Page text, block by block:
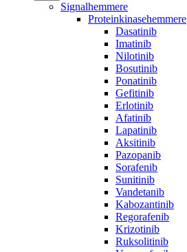
Signalhemmere
Proteinkinasehemmere
Dasatinib
Imatinib
Nilotinib
Bosutinib
Ponatinib
Gefitinib
Erlotinib
Afatinib
Lapatinib
Aksitinib
Pazopanib
Sorafenib
Sunitinib
Vandetanib
Kabozantinib
Regorafenib
Krizotinib
Ruksolitinib